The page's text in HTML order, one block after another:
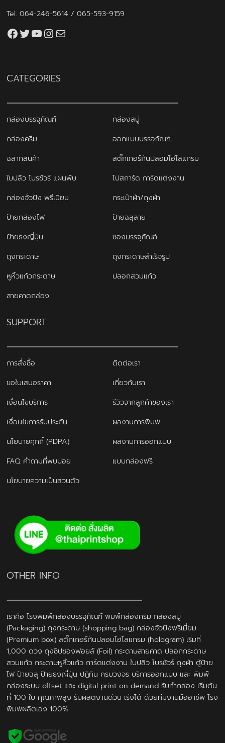
Tel.064-246-5614 /065-593-9159
Facebook
Twitter
YouTube
Instagram
thaiprintshop.aw@gmail.com
CATEGORIES
กล่องบรรจุภัณฑ์
กล่องสบู่
กล่องครีม
ออกแบบบรรจุภัณฑ์
ฉลากสินค้า
สติ๊กเกอร์กันปลอมโฮโลแกรม
ใบปลิว โบรชัวร์ แผ่นพับ
โปสการ์ด การ์ดแต่งงาน
กล่องจั่วปัง พรีเมี่ยม
กระเป๋าผ้า/ถุงผ้า
ป้ายกล่องไฟ
ป้ายฉลุลาย
ป้ายธงญี่ปุ่น
ซองบรรจุภัณฑ์
ถุงกระดาษ
ถุงกระดาษสำเร็จรูป
หูหิ้วแก้วกระดาษ
ปลอกสวมแก้ว
สายคาดกล่อง
SUPPORT
การสั่งซื้อ
ติดต่อเรา
ขอใบเสนอราคา
เกี่ยวกับเรา
เงื่อนไขบริการ
รีวิวจากลูกค้าของเรา
เงื่อนไขการรับประกัน
ผลงานการพิมพ์
นโยบายคุกกี้ (PDPA)
ผลงานการออกแบบ
FAQ คำถามที่พบบ่อย
แบบกล่องฟรี
นโยบายความเป็นส่วนตัว
OTHER INFO
เราคือ โรงพิมพ์กล่องบรรจุภัณฑ์ พิมพ์กล่องครีม กล่องสบู่
(Packaging) ถุงกระดาษ (shopping bag) กล่องจั่วปังพรี่เมี่ยม
(Premium box) สติ๊กเกอร์กันปลอมโฮโลแกรม (hologram) เริ่มที่
1,000 ดวง ถุงซิปซองฟอยล์ (Foil) กระดาษสายคาด ปลอกกระดาษ
สวมแก้ว กระดาษหูหิ้วแก้ว การ์ดแต่งงาน ใบปลิว โบรชัวร์ ถุงผ้า ตู้ป้าย
ไฟ ป้ายฉลุ ป้ายธงญี่ปุ่น ปฎิทิน ครบวงจร บริการออกแบบ และ พิมพ์
กล่องระบบ offset และ digital print on demand รับทำกล่อง เริ่มต้น
ที่ 100 ใบ คุณภาพสูง รับผลิตงานด่วน เร่งได้ ด้วยทีมงานมืออาชีพ โรง
พิมพ์ผลิตเอง 100%